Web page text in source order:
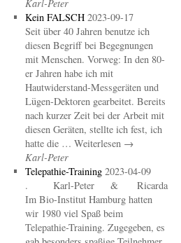
Karl-Peter
Kein FALSCH 2023-09-17
Seit über 40 Jahren benutze ich
diesen Begriff bei Begegnungen
mit Menschen. Vorweg: In den 80-
er Jahren habe ich mit
Hautwiderstand-Messgeräten und
Lügen-Dektoren gearbeitet. Bereits
nach kurzer Zeit bei der Arbeit mit
diesen Geräten, stellte ich fest, ich
hatte die … Weiterlesen →
Karl-Peter
Telepathie-Training 2023-04-09
. Karl-Peter & Ricarda
Im Bio-Institut Hamburg hatten
wir 1980 viel Spaß beim
Telepathie-Training. Zugegeben, es